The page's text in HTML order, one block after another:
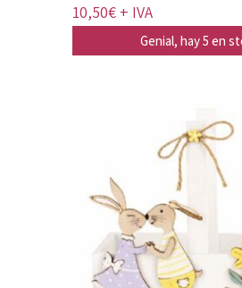
10,50€ + IVA
Genial, hay 5 en